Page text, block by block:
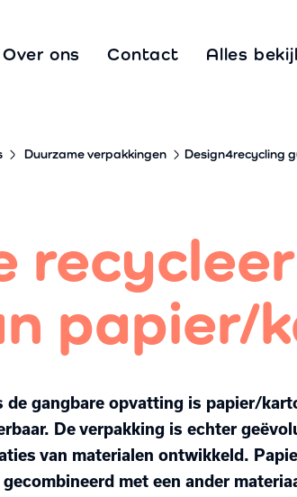
Over ons Contact Alles
Duurzame verpakkingen Design4recycling
papier/
de gangbare opvatting is papier/
De verpakking is echter
van materialen ontwikkeld.
met een ander